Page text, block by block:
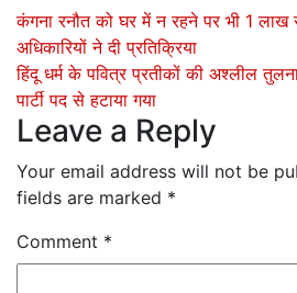
कंगना रनौत को घर में न रहने पर भी 1 लाख
अधिकारियों ने दी प्रतिक्रिया
हिंदू धर्म के पवित्र प्रतीकों की अश्लील
पार्टी पद से हटाया गया
Leave a Reply
Your email address will not be
fields are marked *
Comment *